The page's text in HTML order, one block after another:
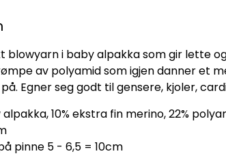
blowyarn i baby alpakka som gir lette
av polyamid som igjen danner et
Egner seg godt til gensere, kjoler,
10% ekstra fin merino, 22%
pinne 5 - 6,5 = 10cm